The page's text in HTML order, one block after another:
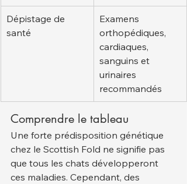
Dépistage de
santé
Examens
orthopédiques,
cardiaques,
sanguins et
urinaires
recommandés
Comprendre le tableau
Une forte prédisposition génétique
chez le Scottish Fold ne signifie pas
que tous les chats développeront
ces maladies. Cependant, des